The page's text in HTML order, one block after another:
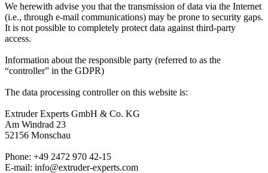
We herewith advise you that the transmission of data via the Internet
(i.e., through e-mail communications) may be prone to security gaps.
It is not possible to completely protect data against third-party
access.
Information about the responsible party (referred to as the
“controller” in the GDPR)
The data processing controller on this website is:
Extruder Experts GmbH & Co. KG
Am Windrad 23
52156 Monschau
Phone: +49 2472 970 42-15
E-mail: info@extruder-experts.com